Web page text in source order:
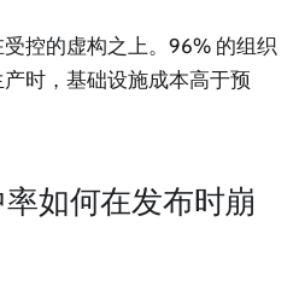
控的虚构之上。96% 的组织
时，基础设施成本高于预
如何在发布时崩